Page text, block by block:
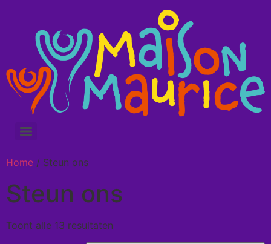
Home / Steun ons
Steun ons
Toont alle 13 resultaten